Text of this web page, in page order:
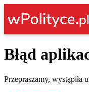
Błąd
Przepraszamy, wystąpiła